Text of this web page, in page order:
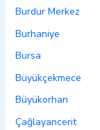
Burdur Merkez
Burhaniye
Bursa
Büyükçekmece
Büyükorhan
Çağlayancerit